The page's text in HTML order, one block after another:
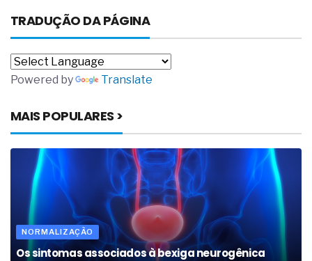
TRADUÇÃO DA PÁGINA
Powered by Translate
MAIS POPULARES >
NORMALIZAÇÃO
Os sintomas associados à bexiga neurogênica